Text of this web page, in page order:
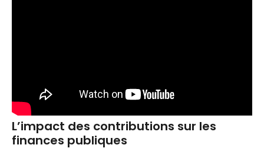
L’impact des contributions sur les
finances publiques